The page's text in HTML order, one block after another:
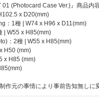
01 (Photocard Case Ver.)』商品内
x D20(mm)
：1種 | W74 x H96 x D11(mm)
| W55 x H85(mm)
：2種 | W55 x H85(mm)
H50 (mm)
x H85 (mm)
作元の事情により事前告知無しに